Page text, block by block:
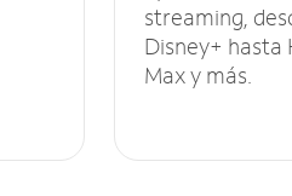
streaming,
Disney+ hasta
Max y más.